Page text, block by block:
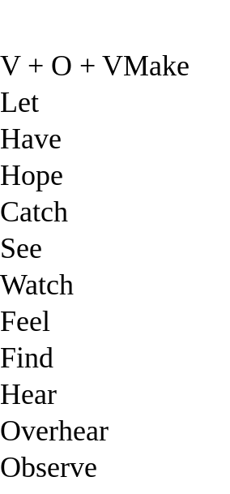
V + O + VMake
Let
Have
Hope
Catch
See
Watch
Feel
Find
Hear
Overhear
Observe